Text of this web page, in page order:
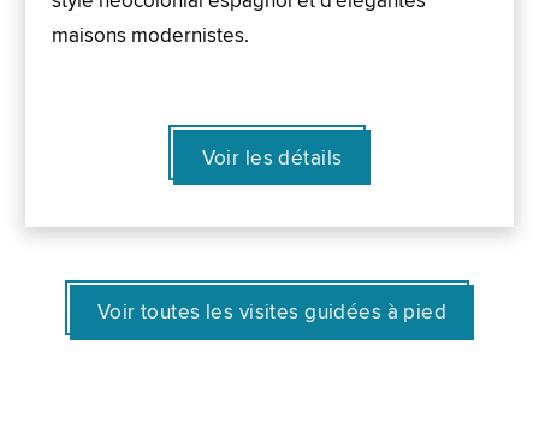
maisons modernistes.
Voir les détails
Voir toutes les visites guidées à pied